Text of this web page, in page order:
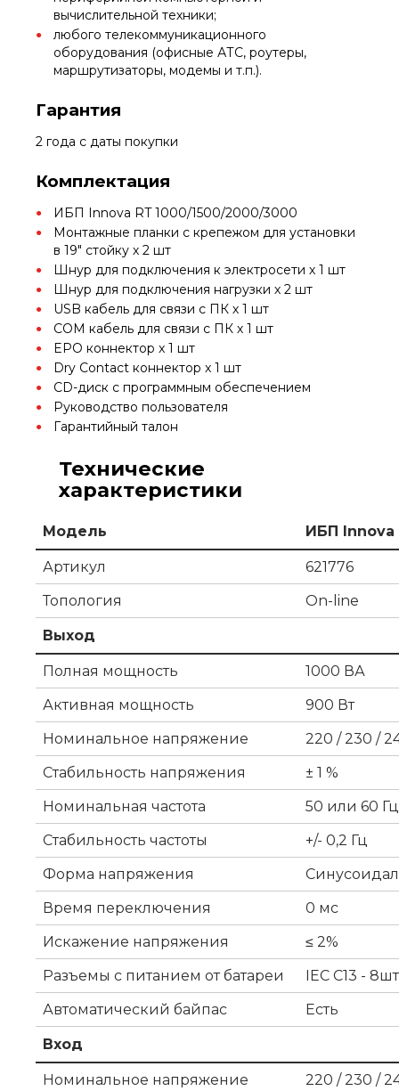
вычислительной техники;
любого телекоммуникационного
оборудования (офисные АТС, роутеры,
маршрутизаторы, модемы и т.п.).
Гарантия
2 года с даты покупки
Комплектация
ИБП Innova RT 1000/1500/2000/3000
Монтажные планки с крепежом для установки
в 19" стойку х 2 шт
Шнур для подключения к электросети х 1 шт
Шнур для подключения нагрузки х 2 шт
USB кабель для связи с ПК х 1 шт
COM кабель для связи с ПК х 1 шт
EPO коннектор x 1 шт
Dry Contact коннектор x 1 шт
CD-диск с программным обеспечением
Руководство пользователя
Гарантийный талон
Технические
характеристики
Модель ИБП Innova
Артикул
621776
Топология
On-line
Выход
Полная мощность
1000 ВА
Активная мощность
900 Вт
Номинальное напряжение
220 / 230 /
Стабильность напряжения
± 1 %
Номинальная частота
50 или 60 Гц
Стабильность частоты
+/- 0,2 Гц
Форма напряжения
Время переключения
0 мс
Искажение напряжения
≤ 2%
Разъемы с питанием от батареи
IEC C13 - 8шт
Автоматический байпас
Есть
Вход
Номинальное напряжение
220 / 230 /